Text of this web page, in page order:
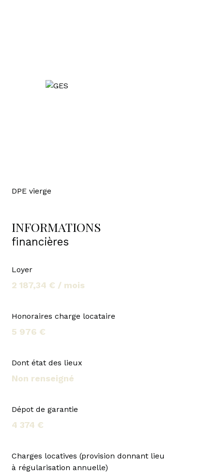
DPE vierge
INFORMATIONS
financières
Loyer
2 187,34 € / mois
Honoraires charge locataire
5 976 €
Dont état des lieux
Non renseigné
Dépot de garantie
4 374 €
Charges locatives (provision donnant lieu
à régularisation annuelle)